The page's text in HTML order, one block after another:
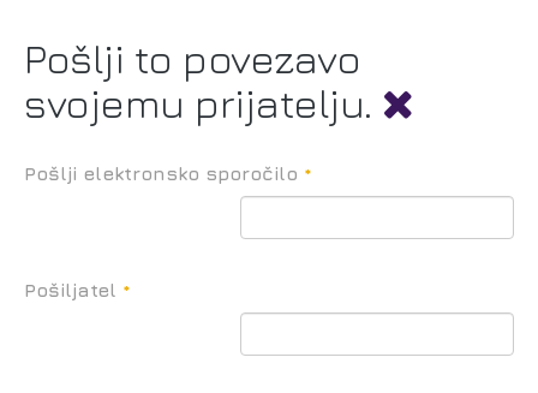
Pošlji to povezavo
svojemu prijatelju.
Pošlji elektronsko sporočilo *
Pošiljatel *